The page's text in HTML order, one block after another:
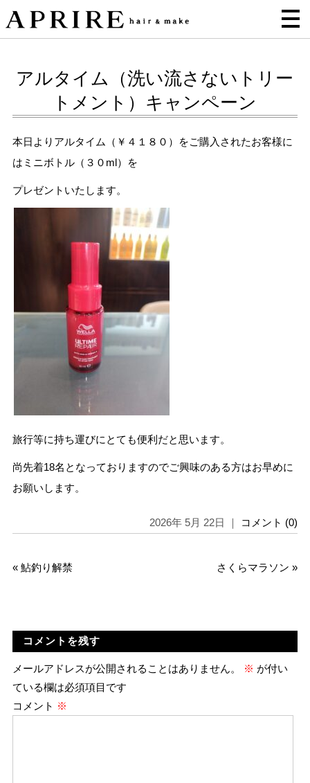
アルタイム（洗い流さないトリー
トメント）キャンペーン
本日よりアルタイム（￥４１８０）をご購入されたお客様に
はミニボトル（３０ml）を
プレゼントいたします。
旅行等に持ち運びにとても便利だと思います。
尚先着18名となっておりますのでご興味のある方はお早めに
お願いします。
2026年 5月 22日 ｜ コメント (0)
« 鮎釣り解禁 さくらマラソン »
コメントを残す
メールアドレスが公開されることはありません。 ※ が付い
ている欄は必須項目です
コメント ※